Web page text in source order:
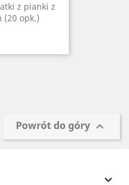
z pianki z
(20 opk.)
Powrót do góry 
